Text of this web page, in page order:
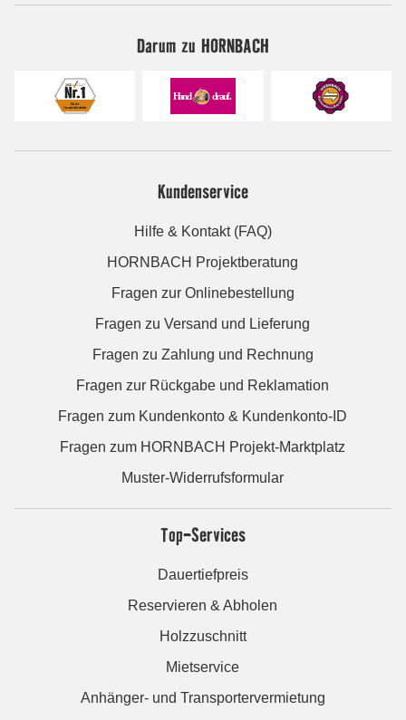
Darum zu HORNBACH
Kundenservice
Hilfe & Kontakt (FAQ)
HORNBACH Projektberatung
Fragen zur Onlinebestellung
Fragen zu Versand und Lieferung
Fragen zu Zahlung und Rechnung
Fragen zur Rückgabe und Reklamation
Fragen zum Kundenkonto & Kundenkonto-ID
Fragen zum HORNBACH Projekt-Marktplatz
Muster-Widerrufsformular
Top-Services
Dauertiefpreis
Reservieren & Abholen
Holzzuschnitt
Mietservice
Anhänger- und Transportervermietung